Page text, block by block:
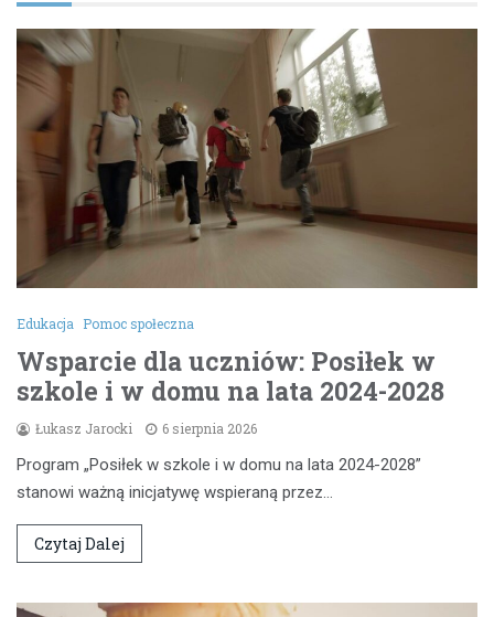
Edukacja Pomoc społeczna
Wsparcie dla uczniów: Posiłek w
szkole i w domu na lata 2024-2028
Łukasz Jarocki 6 sierpnia 2026
Program „Posiłek w szkole i w domu na lata 2024-2028”
stanowi ważną inicjatywę wspieraną przez…
Czytaj Dalej